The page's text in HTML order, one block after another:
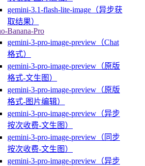
gemini-3.1-flash-lite-image（异步获
取结果）
Banana-Pro
gemini-3-pro-image-preview（Chat
格式）
gemini-3-pro-image-preview（原版
格式-文生图）
gemini-3-pro-image-preview（原版
格式-图片编辑）
gemini-3-pro-image-preview（异步
按次收费-文生图）
gemini-3-pro-image-preview（同步
按次收费-文生图）
gemini-3-pro-image-preview（异步